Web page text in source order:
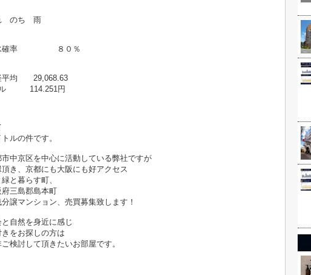
のち 雨
確率 ８０％
平均 29,068.63
ル 114.251円
ルの件です。
市中京区を中心に活動している弊社ですが
頂き、京都にも大阪にも好アクセス
と暮らす町、
府三島郡島本町
譲マンション、売買募集致します！
自然を身近に感じ
きをお探しの方は
検討して頂きたいお部屋です。